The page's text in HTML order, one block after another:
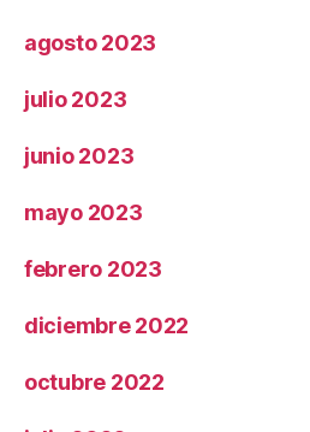
agosto 2023
julio 2023
junio 2023
mayo 2023
febrero 2023
diciembre 2022
octubre 2022